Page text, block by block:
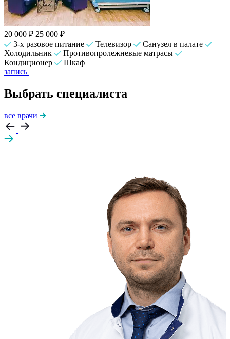
20 000 ₽ 25 000 ₽
3-х разовое питание
Телевизор
Санузел в палате
Холодильник
Противопролежневые матрасы
Кондиционер
Шкаф
запись
Выбрать специалиста
все врачи